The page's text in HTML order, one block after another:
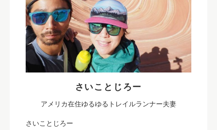
さいことじろー
アメリカ在住ゆるゆるトレイルランナー夫妻
さいことじろー